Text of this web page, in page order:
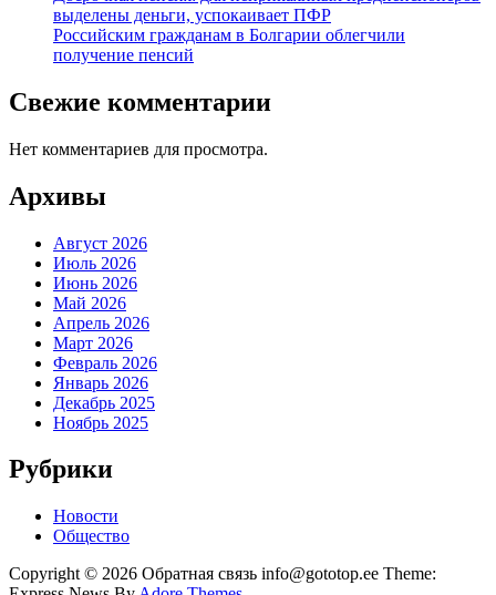
выделены деньги, успокаивает ПФР
Российским гражданам в Болгарии облегчили
получение пенсий
Свежие комментарии
Нет комментариев для просмотра.
Архивы
Август 2026
Июль 2026
Июнь 2026
Май 2026
Апрель 2026
Март 2026
Февраль 2026
Январь 2026
Декабрь 2025
Ноябрь 2025
Рубрики
Новости
Общество
Copyright © 2026 Обратная связь info@gototop.ee Theme: